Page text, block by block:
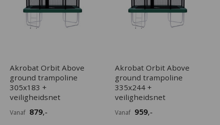
Akrobat Orbit Above
ground trampoline
305x183 +
veiligheidsnet
Vanaf 879,-
Akrobat Orbit Above
ground trampoline
335x244 +
veiligheidsnet
Vanaf 959,-